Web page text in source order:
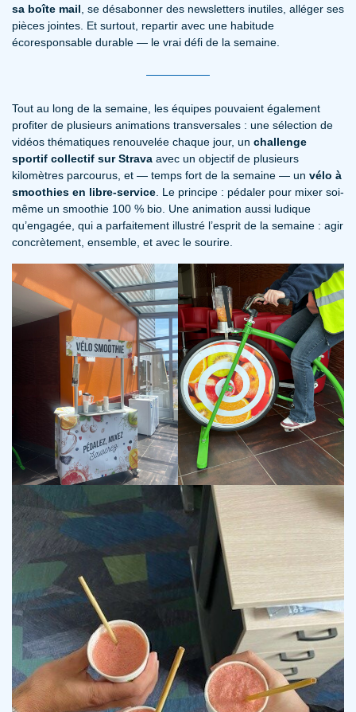
sa boîte mail , se désabonner des newsletters inutiles, alléger ses
pièces jointes. Et surtout, repartir avec une habitude
écoresponsable durable — le vrai défi de la semaine.
Tout au long de la semaine, les équipes pouvaient également
profiter de plusieurs animations transversales : une sélection de
vidéos thématiques renouvelée chaque jour, un challenge
sportif collectif sur Strava avec un objectif de plusieurs
kilomètres parcourus, et — temps fort de la semaine — un vélo à
smoothies en libre-service . Le principe : pédaler pour mixer soi-
même un smoothie 100 % bio. Une animation aussi ludique
qu’engagée, qui a parfaitement illustré l’esprit de la semaine : agir
concrètement, ensemble, et avec le sourire.